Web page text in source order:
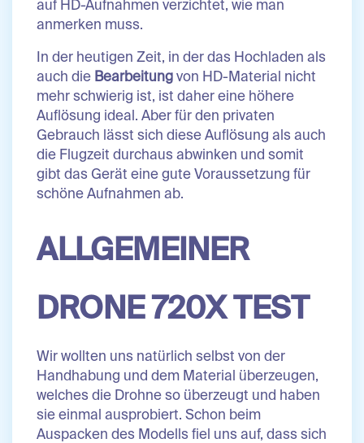
auf HD-Aufnahmen verzichtet, wie man
anmerken muss.
In der heutigen Zeit, in der das Hochladen als
auch die Bearbeitung von HD-Material nicht
mehr schwierig ist, ist daher eine höhere
Auflösung ideal. Aber für den privaten
Gebrauch lässt sich diese Auflösung als auch
die Flugzeit durchaus abwinken und somit
gibt das Gerät eine gute Voraussetzung für
schöne Aufnahmen ab.
ALLGEMEINER
DRONE 720X TEST
Wir wollten uns natürlich selbst von der
Handhabung und dem Material überzeugen,
welches die Drohne so überzeugt und haben
sie einmal ausprobiert. Schon beim
Auspacken des Modells fiel uns auf, dass sich